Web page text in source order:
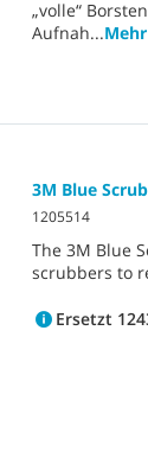
„volle“
Aufnah...
3M Blue
1205514
The 3M Blue
scrubbers to
Ersetzt